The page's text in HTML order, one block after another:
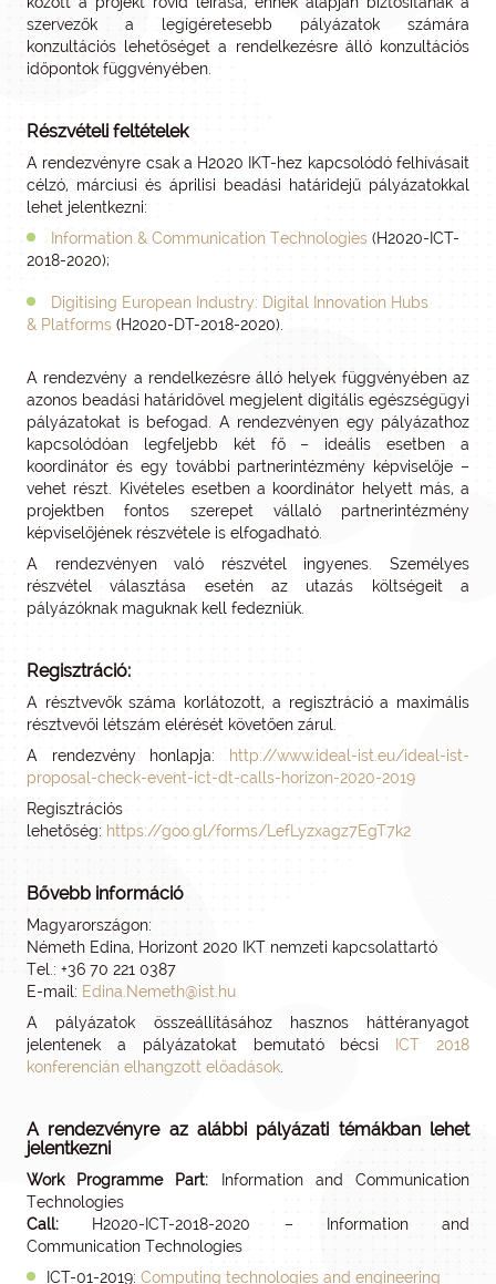
szervezők a legígéretesebb pályázatok számára
konzultációs lehetőséget a rendelkezésre álló konzultációs
időpontok függvényében.
Részvételi feltételek
A rendezvényre csak a H2020 IKT-hez kapcsolódó felhívásait
célzó, márciusi és áprilisi beadási határidejű pályázatokkal
lehet jelentkezni:
Information & Communication Technologies (H2020-ICT-
2018-2020);
Digitising European Industry: Digital Innovation Hubs
& Platforms (H2020-DT-2018-2020).
A rendezvény a rendelkezésre álló helyek függvényében az
azonos beadási határidővel megjelent digitális egészségügyi
pályázatokat is befogad. A rendezvényen egy pályázathoz
kapcsolódóan legfeljebb két fő – ideális esetben a
koordinátor és egy további partnerintézmény képviselője –
vehet részt. Kivételes esetben a koordinátor helyett más, a
projektben fontos szerepet vállaló partnerintézmény
képviselőjének részvétele is elfogadható.
A rendezvényen való részvétel ingyenes. Személyes
részvétel választása esetén az utazás költségeit a
pályázóknak maguknak kell fedezniük.
Regisztráció:
A résztvevők száma korlátozott, a regisztráció a maximális
résztvevői létszám elérését követően zárul.
A rendezvény honlapja:
http://www.ideal-ist.eu/ideal-ist-
proposal-check-event-ict-dt-calls-horizon-2020-2019
Regisztrációs
lehetőség: https://goo.gl/forms/LefLyzxagz7EgT7k2
Bővebb információ
Magyarországon:
Németh Edina, Horizont 2020 IKT nemzeti kapcsolattartó
Tel.: +36 70 221 0387
E-mail: Edina.Nemeth@ist.hu
A pályázatok összeállításához hasznos háttéranyagot
jelentenek a pályázatokat bemutató bécsi
ICT 2018
konferencián elhangzott előadások
A rendezvényre az alábbi pályázati témákban lehet
jelentkezni
Work Programme Part: Information and Communication
Technologies
Call:
H2020-ICT-2018-2020 – Information and
Communication Technologies
ICT-01-2019: Computing technologies and engineering